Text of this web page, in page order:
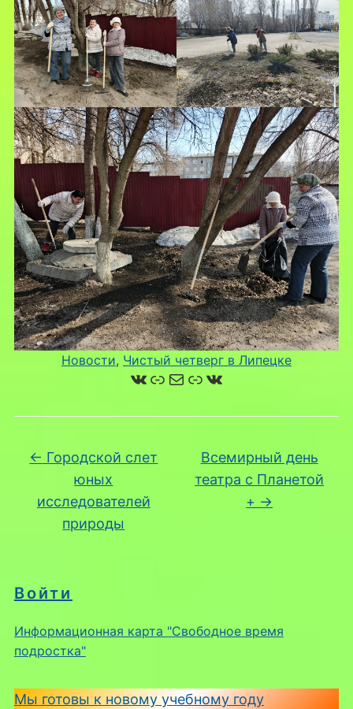
Войти
Информационная карта "Свободное время
подростка"
Мы готовы к новому учебному году
Новости, Чистый четверг в Липецке
ВКонтакте
Ссылка
Почта
Ссылка
ВКонтакте
← Городской слет
юных
исследователей
природы
Всемирный день
театра с Планетой
+ →